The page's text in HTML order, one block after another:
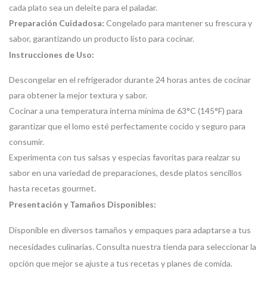
cada plato sea un deleite para el paladar.
Preparación Cuidadosa: Congelado para mantener su frescura y
sabor, garantizando un producto listo para cocinar.
Instrucciones de Uso:
Descongelar en el refrigerador durante 24 horas antes de cocinar
para obtener la mejor textura y sabor.
Cocinar a una temperatura interna mínima de 63°C (145°F) para
garantizar que el lomo esté perfectamente cocido y seguro para
consumir.
Experimenta con tus salsas y especias favoritas para realzar su
sabor en una variedad de preparaciones, desde platos sencillos
hasta recetas gourmet.
Presentación y Tamaños Disponibles:
Disponible en diversos tamaños y empaques para adaptarse a tus
necesidades culinarias. Consulta nuestra tienda para seleccionar la
opción que mejor se ajuste a tus recetas y planes de comida.